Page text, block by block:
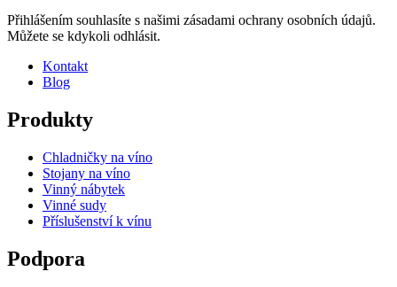
Přihlášením souhlasíte s našimi zásadami ochrany osobních údajů.
Můžete se kdykoli odhlásit.
Kontakt
Blog
Produkty
Chladničky na víno
Stojany na víno
Vinný nábytek
Vinné sudy
Příslušenství k vínu
Podpora